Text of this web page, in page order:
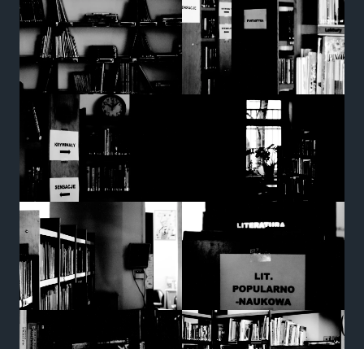
Udostępniając
swoje
zainteresowania i
zachowania
podczas
odwiedzania naszej
strony, zwiększasz
szansę na
zobaczenie
spersonalizowanych
treści i ofert.